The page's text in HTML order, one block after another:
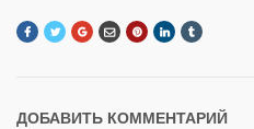
ДОБАВИТЬ КОММЕНТАРИЙ